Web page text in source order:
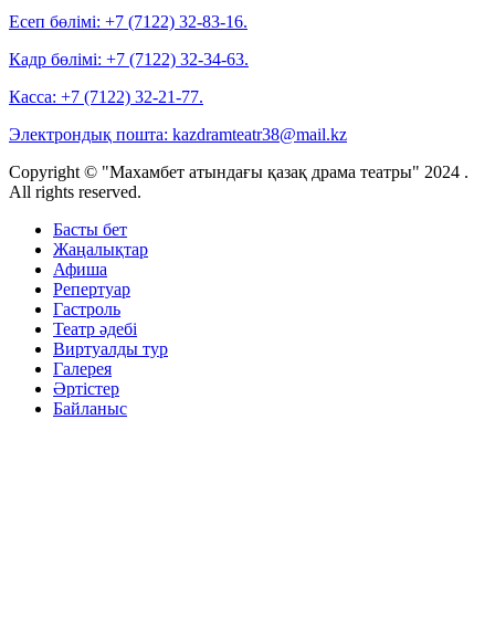
Есеп бөлімі: +7 (7122) 32-83-16.
Кадр бөлімі: +7 (7122) 32-34-63.
Касса: +7 (7122) 32-21-77.
Электрондық пошта: kazdramteatr38@mail.kz
Copyright © "Махамбет атындағы қазақ драма театры" 2024 .
All rights reserved.
Басты бет
Жаңалықтар
Афиша
Репертуар
Гастроль
Театр әдебі
Виртуалды тур
Галерея
Әртістер
Байланыс